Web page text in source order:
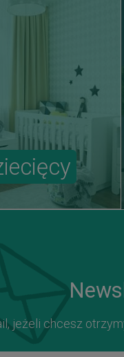
jeżeli chcesz